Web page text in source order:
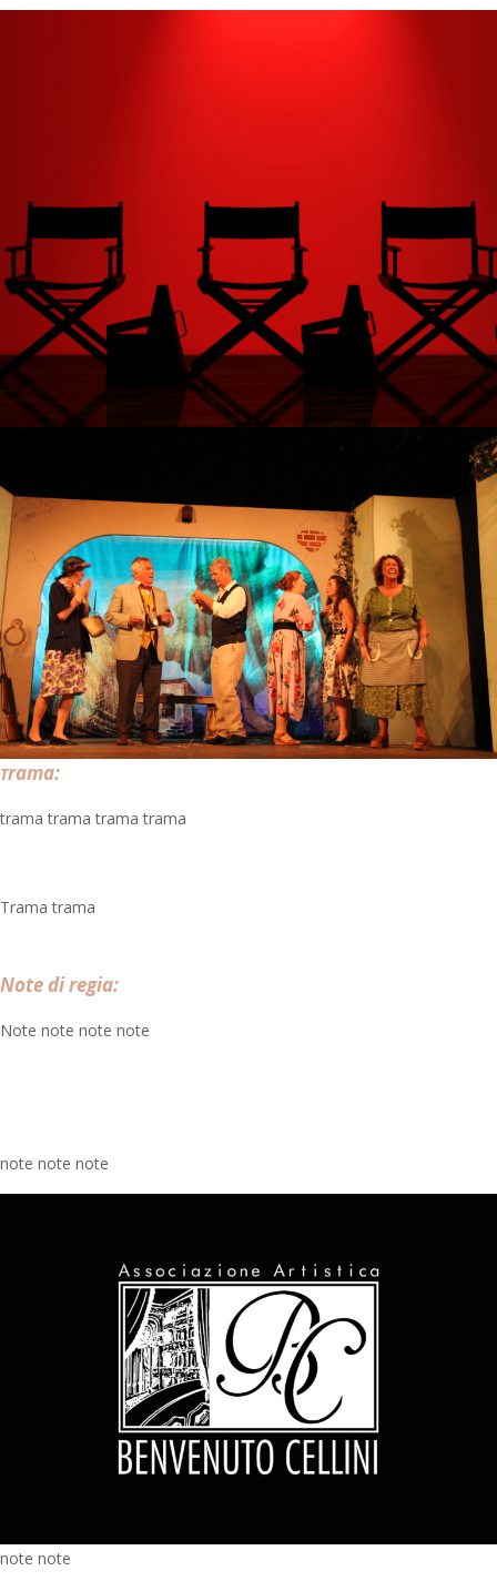
Trama:
trama trama trama trama
Trama trama
Note di regia:
Note note note note
note note note
note note